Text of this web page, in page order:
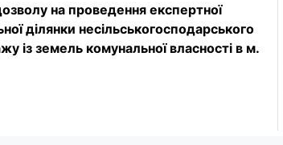
на проведення експертної
ділянки несільськогосподарського
із земель комунальної власності в м.